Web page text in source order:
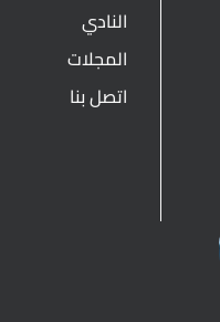
النادي
المجلات
اتصل بنا